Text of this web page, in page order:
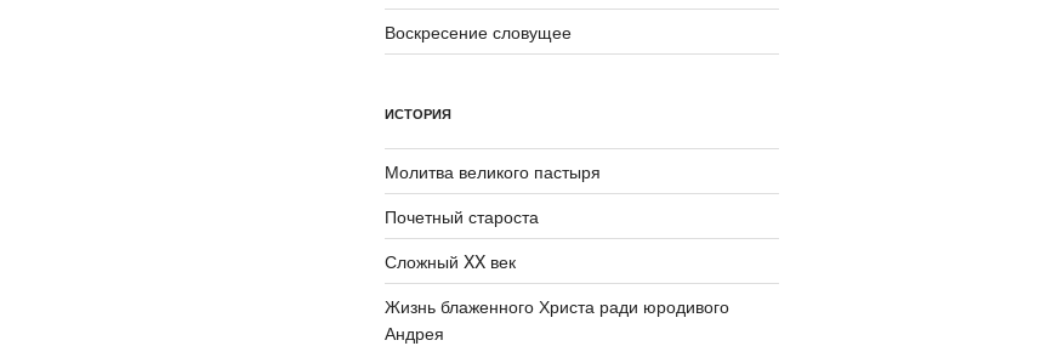
Воскресение словущее
ИСТОРИЯ
Молитва великого пастыря
Почетный староста
Сложный XX век
Жизнь блаженного Христа ради юродивого
Андрея